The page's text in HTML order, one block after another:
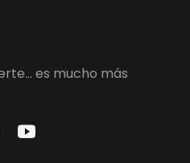
es mucho más